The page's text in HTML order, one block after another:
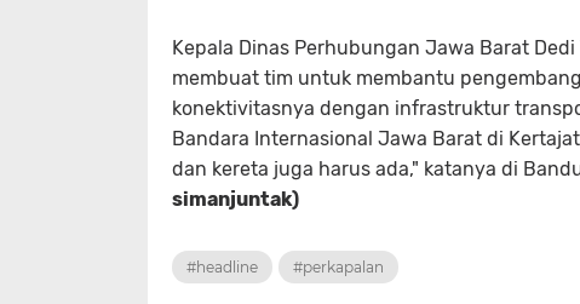
Kepala Dinas Perhubungan Jawa Barat
membuat tim untuk membantu
konektivitasnya dengan infrastruktur
Bandara Internasional Jawa Barat di
dan kereta juga harus ada," katanya di
simanjuntak)
#headline #perkapalan